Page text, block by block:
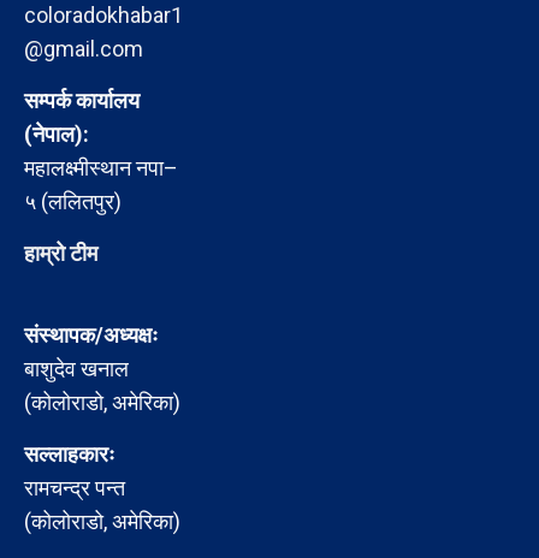
coloradokhabar1
@gmail.com
सम्पर्क कार्यालय
(नेपाल):
महालक्ष्मीस्थान नपा–
५ (ललितपुर)
हाम्रो टीम
संस्थापक/अध्यक्षः
बाशुदेव खनाल
(कोलोराडो, अमेरिका)
सल्लाहकारः
रामचन्द्र पन्त
(कोलोराडो, अमेरिका)